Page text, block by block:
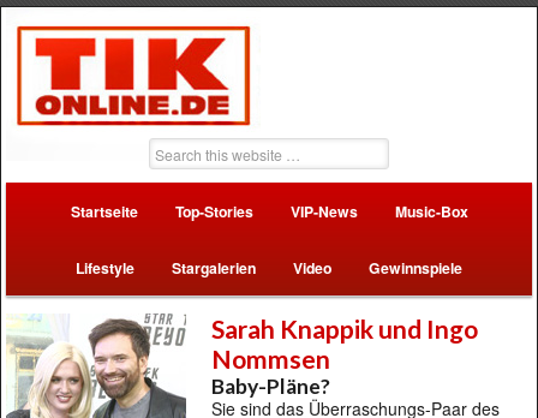
Startseite Top-Stories VIP-News Music-Box
Lifestyle Stargalerien Video Gewinnspiele
Sarah Knappik und Ingo
Nommsen
Baby-Pläne?
Sie sind das Überraschungs-Paar des